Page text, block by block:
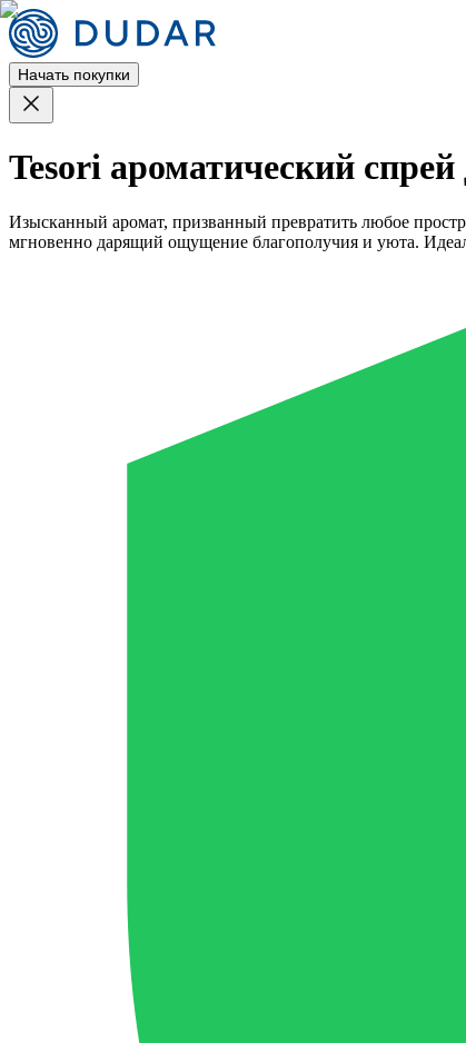
Начать покупки
Tesori ароматический
Изысканный аромат, призванный превратить любое
мгновенно дарящий ощущение благополучия и уюта.